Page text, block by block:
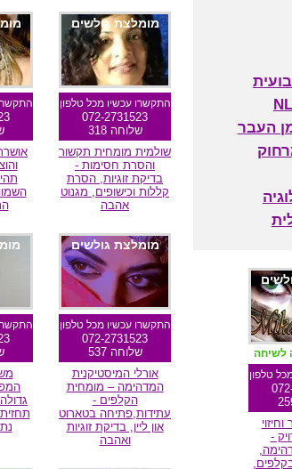
מומלצת גולשים
התקשרו עכשיו מכל טלפון
072-2731523
שלוחה 318
שולמית מומחית תקשור
והסרת חסימות -
בדיקת זוגיות, הסרת
קללות וכישופים, מגנוט
אהבה
מומלצת גולשים
התקשרו עכשיו מכל טלפון
072-2731523
שלוחה 537
אורלי המיסטיקנית
המדהימה – מומחית
הקלפים -
עתידות,פתיחה בטארוט
און ליין, בדיקת זוגיות
ואהבה
העבר
לשיחה
טלפון
-